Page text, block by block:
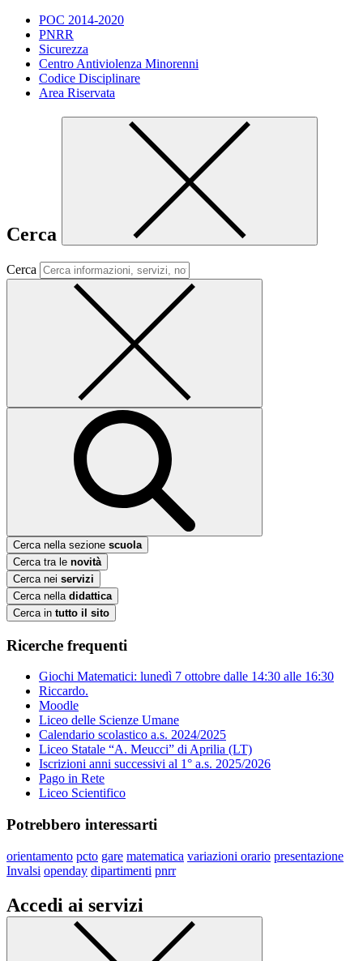
POC 2014-2020
PNRR
Sicurezza
Centro Antiviolenza Minorenni
Codice Disciplinare
Area Riservata
Cerca
Cerca
Cerca nella sezione scuola
Cerca tra le novità
Cerca nei servizi
Cerca nella didattica
Cerca in tutto il sito
Ricerche frequenti
Giochi Matematici: lunedì 7 ottobre dalle 14:30 alle 16:30
Riccardo.
Moodle
Liceo delle Scienze Umane
Calendario scolastico a.s. 2024/2025
Liceo Statale “A. Meucci” di Aprilia (LT)
Iscrizioni anni successivi al 1° a.s. 2025/2026
Pago in Rete
Liceo Scientifico
Potrebbero interessarti
orientamento pcto gare matematica variazioni orario presentazione
Invalsi openday dipartimenti pnrr
Accedi ai servizi